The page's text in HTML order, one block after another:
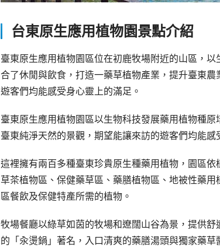
台東原生應用植物園景點介紹
臺東原生應用植物園區位在初鹿牧場附近的山區，
合了休閒與飲食，打造一藥草植物產業，提升臺東
遊客們均能感受身心靈上的滿足。
臺東原生應用植物園區以生物科技發展藥用植物種
臺東純淨天然的景觀，期望能讓來訪的遊客們均能感
這裡擁有兩百多種臺東珍貴原生種藥用植物，園區
草茶植物區、保健藥草區、藥膳植物區、地被性藥
區餐飲及保健特產所需的植物。
牧場餐廳以綠草如茵的牧場和遼闊山谷為景，提供
的「汆燙鍋」著名，入口清爽的藥膳湯頭與獨家藥